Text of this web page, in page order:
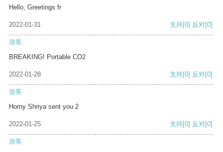
Hello, Greetings fr
2022-01-31 支持[0] 反对[0]
游客
BREAKING! Portable CO2
2022-01-28 支持[0] 反对[0]
游客
Horny Shriya sent you 2
2022-01-25 支持[0] 反对[0]
游客